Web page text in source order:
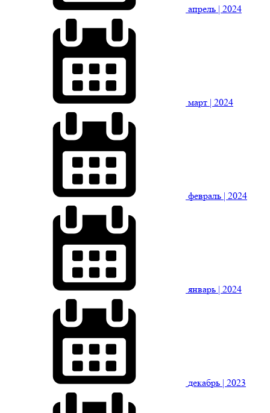
апрель | 2024
март | 2024
февраль | 2024
январь | 2024
декабрь | 2023